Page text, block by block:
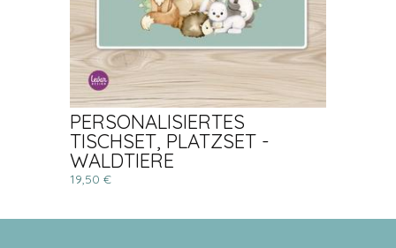
PERSONALISIERTES
TISCHSET, PLATZSET -
WALDTIERE
19,50 €